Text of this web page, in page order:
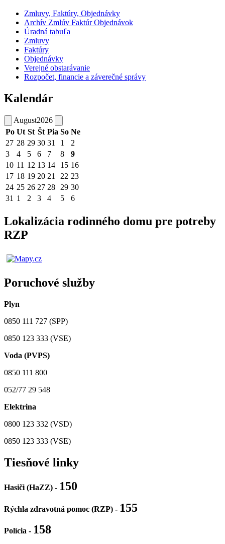
Zmluvy, Faktúry, Objednávky
Archív Zmlúv Faktúr Objednávok
Úradná tabuľa
Zmluvy
Faktúry
Objednávky
Verejné obstarávanie
Rozpočet, financie a záverečné správy
Kalendár
August2026
Po Ut St Št Pia So Ne
27 28 29 30 31 1
2
3
4 5 6 7 8
9
10 11 12 13 14 15 16
17 18 19 20 21 22 23
24 25 26 27 28 29 30
31 1 2 3 4 5 6
Lokalizácia rodinného domu pre potreby
RZP
Poruchové služby
Plyn
0850 111 727 (SPP)
0850 123 333 (VSE)
Voda (PVPS)
0850 111 800
052/77 29 548
Elektrina
0800 123 332 (VSD)
0850 123 333 (VSE)
Tiesňové linky
Hasiči (HaZZ) - 150
Rýchla zdravotná pomoc (RZP) - 155
Polícia - 158